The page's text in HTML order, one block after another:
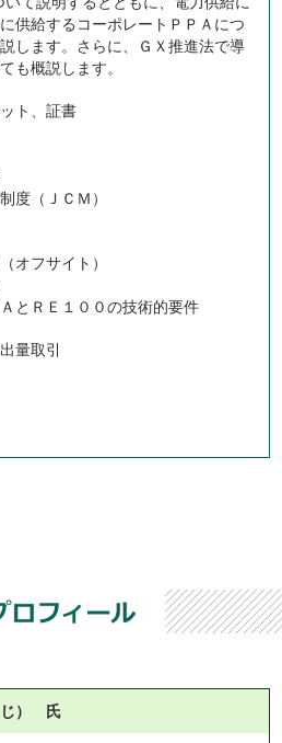
供給するコーポレートＰＰＡにつ
します。さらに、ＧＸ推進法で導
も概説します。
ト、証書
度（ＪＣＭ）
オフサイト）
とＲＥ１００の技術的要件
量取引
） 氏